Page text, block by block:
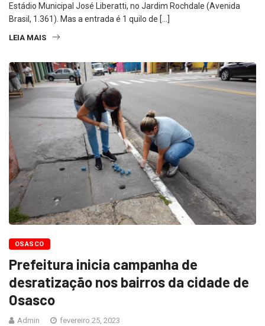
Estádio Municipal José Liberatti, no Jardim Rochdale (Avenida
Brasil, 1.361). Mas a entrada é 1 quilo de […]
LEIA MAIS
OSASCO
Prefeitura inicia campanha de
desratização nos bairros da cidade de
Osasco
Admin fevereiro 25, 2023